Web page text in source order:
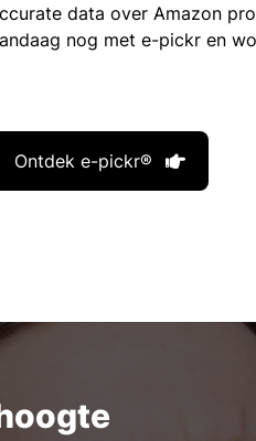
data over Amazon
nog met e-pickr en
Ontdek e-pickr®